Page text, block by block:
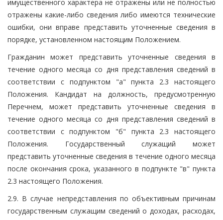
имущественного характера не отражены или не полностью
отражены какие-либо сведения либо имеются технические
ошибки, они вправе представить уточненные сведения в
порядке, установленном настоящим Положением.
Гражданин может представить уточненные сведения в
течение одного месяца со дня представления сведений в
соответствии с подпунктом "а" пункта 2.3 настоящего
Положения. Кандидат на должность, предусмотренную
Перечнем, может представить уточненные сведения в
течение одного месяца со дня представления сведений в
соответствии с подпунктом "б" пункта 2.3 настоящего
Положения. Государственный служащий может
представить уточненные сведения в течение одного месяца
после окончания срока, указанного в подпункте "в" пункта
2.3 настоящего Положения.
2.9. В случае непредставления по объективным причинам
государственным служащим сведений о доходах, расходах,